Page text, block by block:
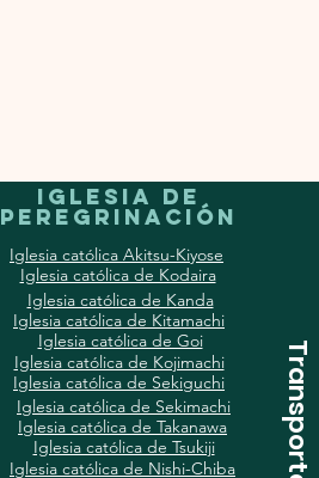
Iglesia de
peregrinación
Iglesia católica Akitsu-Kiyose
Iglesia católica de Kodaira
Iglesia católica de Kitamachi
Iglesia católica de Goi
Iglesia católica de Kanda
Iglesia católica de Kojimachi
Iglesia católica de Sekiguchi
Iglesia católica de Takanawa
Iglesia católica de Tsukiji
Iglesia católica de Sekimachi
Iglesia católica de Nishi-Chiba